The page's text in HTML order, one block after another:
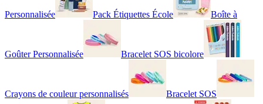
Personnalisée Pack Étiquettes École Boîte à
Goûter Personnalisée Bracelet SOS bicolore
Crayons de couleur personnalisés Bracelet SOS